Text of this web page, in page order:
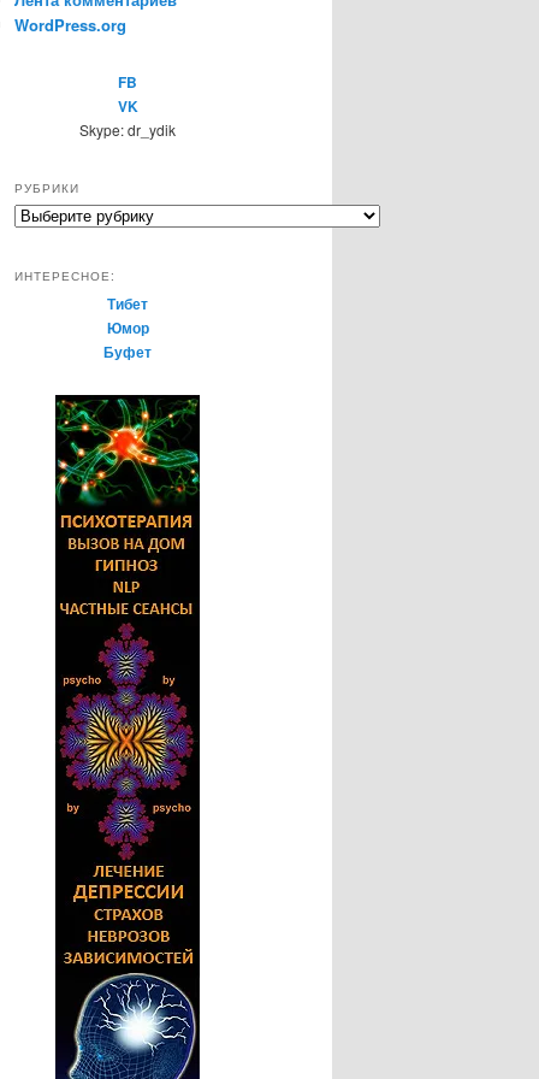
WordPress.org
FB
VK
Skype: dr_ydik
РУБРИКИ
Р
р
ИНТЕРЕСНОЕ:
Тибет
Юмор
Буфет